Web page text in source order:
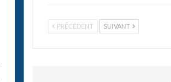
PRÉCÉDENT SUIVANT